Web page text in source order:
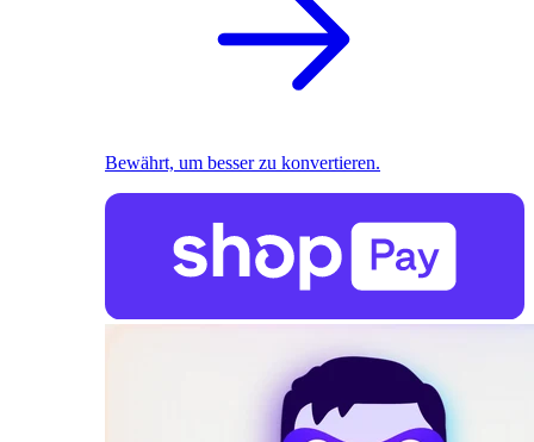
Bewährt, um besser zu konvertieren.